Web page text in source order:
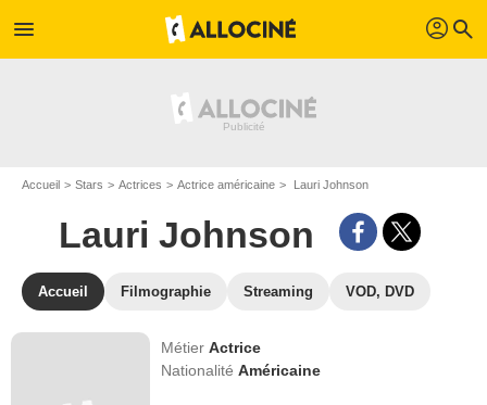
menu profil search
Accueil Stars Actrices Actrice américaine Lauri Johnson
Lauri Johnson
Accueil Filmographie Streaming VOD, DVD
MétierActrice
NationalitéAméricaine